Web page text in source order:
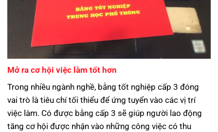
Mở ra cơ hội việc làm tốt hơn
Trong nhiều ngành nghề, bằng tốt nghiệp cấp 3 đóng
vai trò là tiêu chí tối thiểu để ứng tuyển vào các vị trí
việc làm. Có được bằng cấp 3 sẽ giúp người lao động
tăng cơ hội được nhận vào những công việc có thu